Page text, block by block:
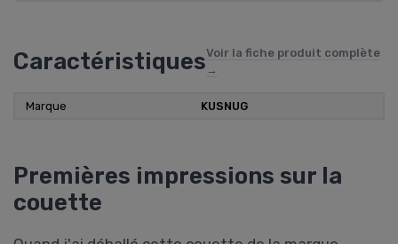
CaractéristiquesVoir la fiche produit complète
→
Marque ‎KUSNUG
Premières impressions sur la
couette